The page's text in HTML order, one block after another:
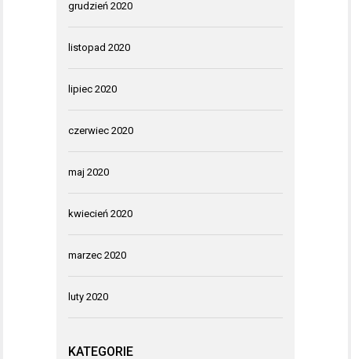
grudzień 2020
listopad 2020
lipiec 2020
czerwiec 2020
maj 2020
kwiecień 2020
marzec 2020
luty 2020
KATEGORIE